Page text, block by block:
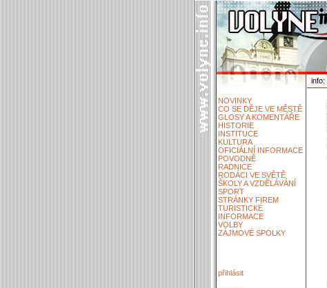
info:
NOVINKY
CO SE DĚJE VE MĚSTĚ
GLOSY A KOMENTÁŘE
HISTORIE
INSTITUCE
KULTURA
OFICIÁLNÍ INFORMACE
POVODNĚ
RADNICE
RODÁCI VE SVĚTĚ
ŠKOLY A VZDĚLÁVÁNÍ
SPORT
STRÁNKY FIREM
TURISTICKÉ
INFORMACE
VOLBY
ZÁJMOVÉ SPOLKY
přihlásit